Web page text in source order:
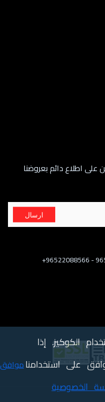
على اطلاع دائم بعروضنا
ارسال
الكوكيز. إذا
على استخدامنا
الخصوصية
موافق